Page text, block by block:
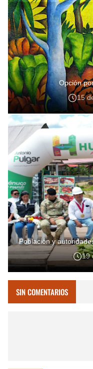
Opción
15
Población y
19
SIN COMENTARIOS